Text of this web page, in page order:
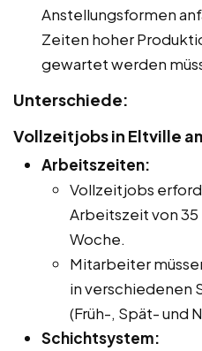
Anstellungsformen
Zeiten hoher
gewartet werden
Unterschiede:
Vollzeitjobs in Eltville
Arbeitszeiten:
Vollzeitjobs
Arbeitszeit von
Woche.
Mitarbeiter
in verschiedenen
(Früh-, Spät- und
Schichtsystem: